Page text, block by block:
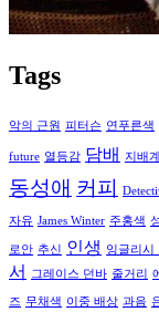
Tags
악의 근원 피터슨 연푸른색
future 열등감 담배 지배
동성애 커피
자유 James Winter 주홍색
로안 추신 인생 잉글리시
서
그레이스 던바 줄거리
즈 무채색 이중 배상 과음